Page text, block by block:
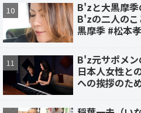
B'zと大黒摩
B'zの二人の
黒摩季 #松本
B'z元サポメン
日本人女性と
への挨拶のた